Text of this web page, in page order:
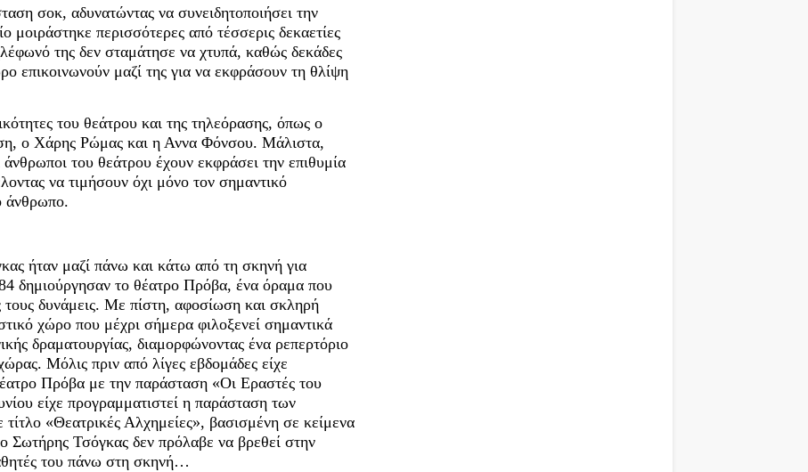
σοκ, αδυνατώντας να συνειδητοποιήσει την
περισσότερες από τέσσερις δεκαετίες
της δεν σταμάτησε να χτυπά, καθώς δεκάδες
επικοινωνούν μαζί της για να εκφράσουν τη θλίψη
του θεάτρου και της τηλεόρασης, όπως ο
ο Χάρης Ρώμας και η Αννα Φόνσου. Μάλιστα,
του θεάτρου έχουν εκφράσει την επιθυμία
να τιμήσουν όχι μόνο τον σημαντικό
άνθρωπο.
ήταν μαζί πάνω και κάτω από τη σκηνή για
δημιούργησαν το θέατρο Πρόβα, ένα όραμα που
τους δυνάμεις. Με πίστη, αφοσίωση και σκληρή
χώρο που μέχρι σήμερα φιλοξενεί σημαντικά
δραματουργίας, διαμορφώνοντας ένα ρεπερτόριο
Μόλις πριν από λίγες εβδομάδες είχε
Πρόβα με την παράσταση «Οι Εραστές του
είχε προγραμματιστεί η παράσταση των
«Θεατρικές Αλχημείες», βασισμένη σε κείμενα
Τσόγκας δεν πρόλαβε να βρεθεί στην
του πάνω στη σκηνή…